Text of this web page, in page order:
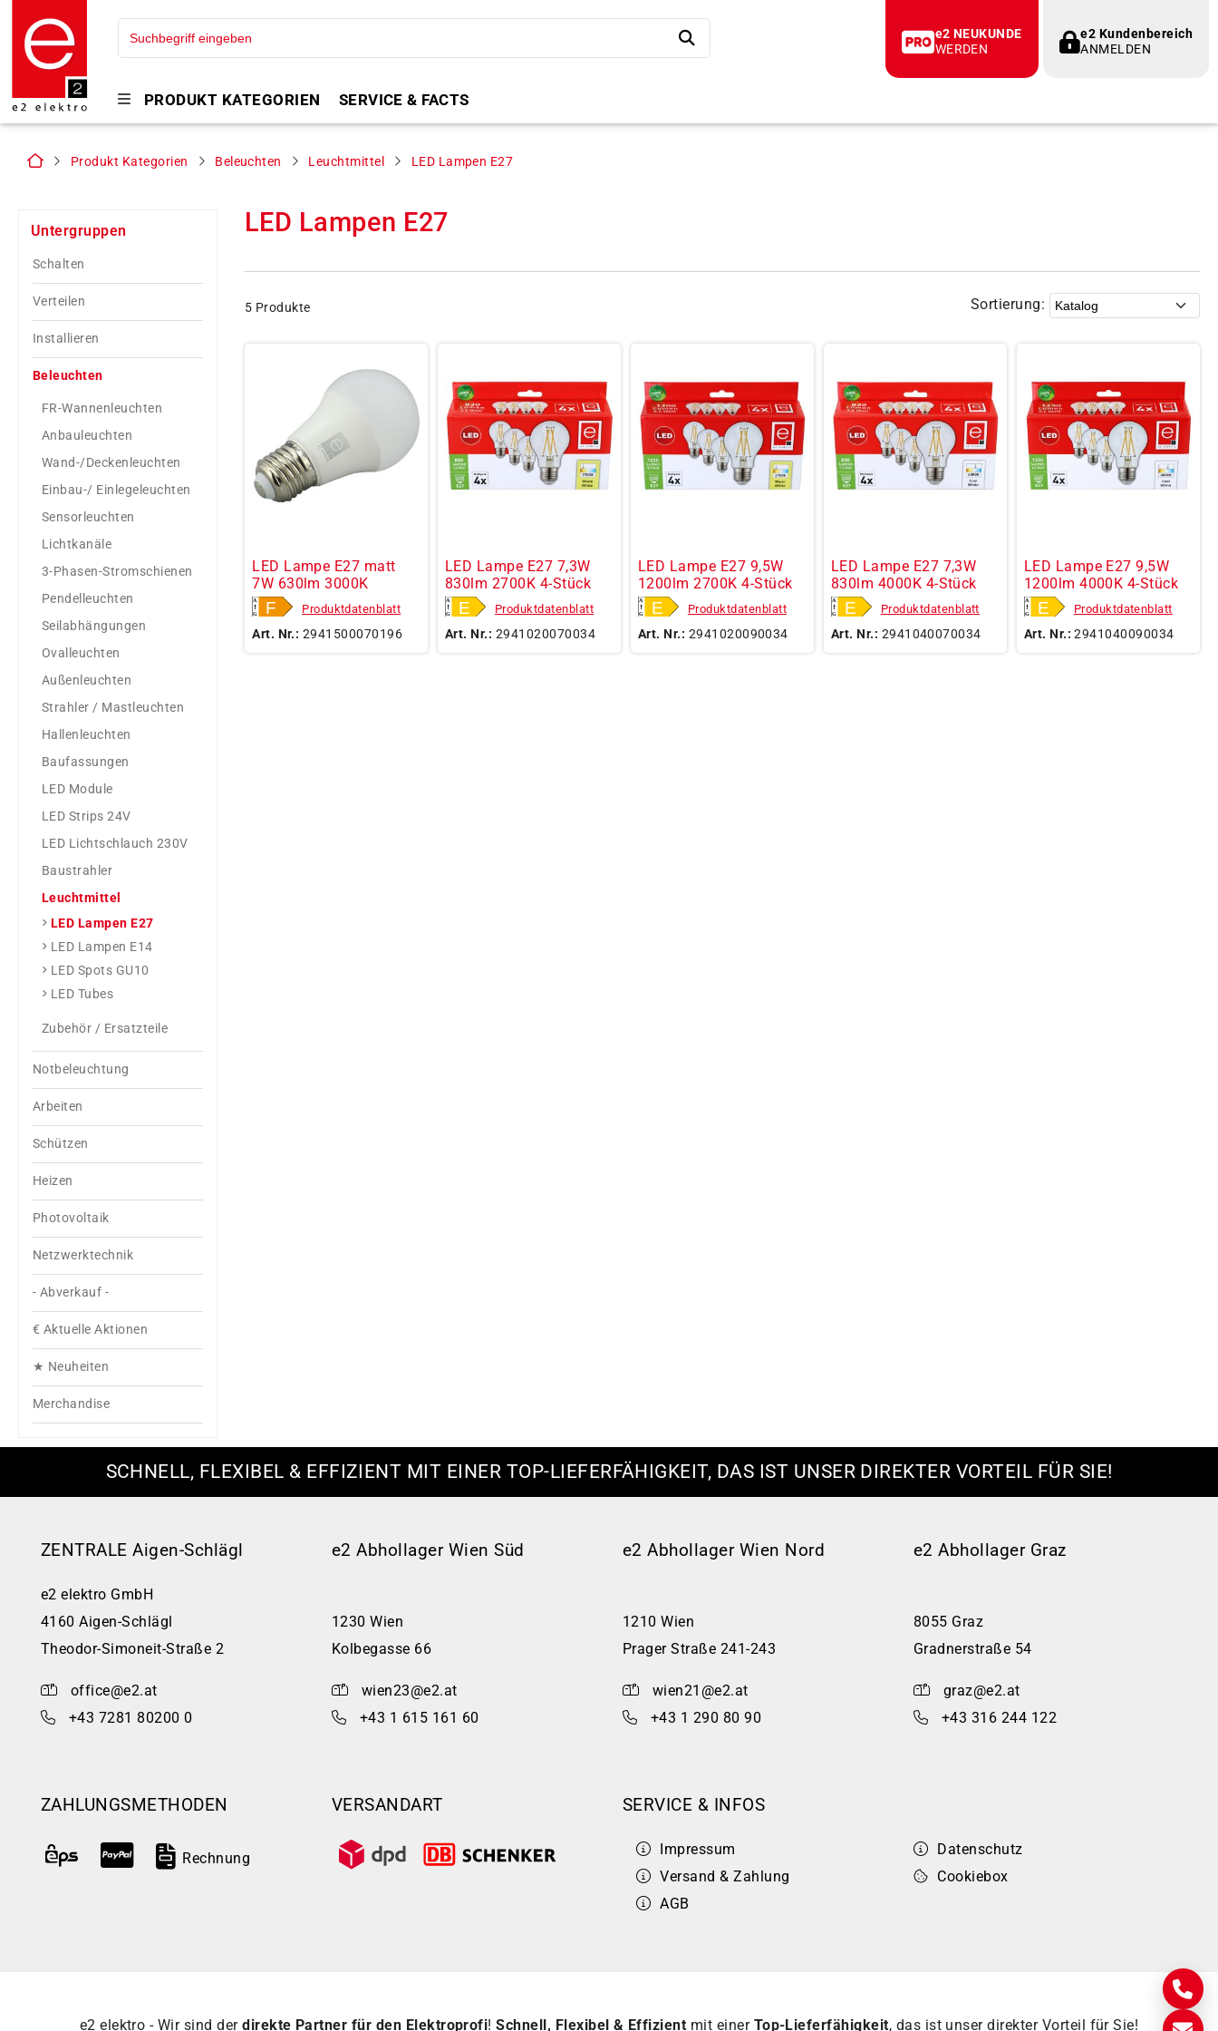
e2 Kundenbereich
ANMELDEN
e2 NEUKUNDE
WERDEN
PRODUKT KATEGORIEN SERVICE & FACTS
Produkt Kategorien Beleuchten Leuchtmittel LED Lampen E27
Untergruppen
Schalten
Verteilen
Installieren
Beleuchten
FR-Wannenleuchten
Anbauleuchten
Wand-/Deckenleuchten
Einbau-/ Einlegeleuchten
Sensorleuchten
Lichtkanäle
3-Phasen-Stromschienen
Pendelleuchten
Seilabhängungen
Ovalleuchten
Außenleuchten
Strahler / Mastleuchten
Hallenleuchten
Baufassungen
LED Module
LED Strips 24V
LED Lichtschlauch 230V
Baustrahler
Leuchtmittel
LED Lampen E27
LED Lampen E14
LED Spots GU10
LED Tubes
Zubehör / Ersatzteile
Notbeleuchtung
Arbeiten
Schützen
Heizen
Photovoltaik
Netzwerktechnik
- Abverkauf -
€ Aktuelle Aktionen
★ Neuheiten
Merchandise
LED Lampen E27
5 Produkte Sortierung:
LED Lampe E27 matt
7W 630lm 3000K
Produktdatenblatt
Art. Nr.: 2941500070196
LED Lampe E27 7,3W
830lm 2700K 4-Stück
Produktdatenblatt
Art. Nr.: 2941020070034
LED Lampe E27 9,5W
1200lm 2700K 4-Stück
Produktdatenblatt
Art. Nr.: 2941020090034
LED Lampe E27 7,3W
830lm 4000K 4-Stück
Produktdatenblatt
Art. Nr.: 2941040070034
LED Lampe E27 9,5W
1200lm 4000K 4-Stück
Produktdatenblatt
Art. Nr.: 2941040090034
SCHNELL, FLEXIBEL & EFFIZIENT MIT EINER TOP-LIEFERFÄHIGKEIT, DAS IST UNSER DIREKTER VORTEIL FÜR SIE!
ZENTRALE Aigen-Schlägl
e2 elektro GmbH
4160 Aigen-Schlägl
Theodor-Simoneit-Straße 2
office@e2.at
+43 7281 80200 0
e2 Abhollager Wien Süd
1230 Wien
Kolbegasse 66
wien23@e2.at
+43 1 615 161 60
e2 Abhollager Wien Nord
1210 Wien
Prager Straße 241-243
wien21@e2.at
+43 1 290 80 90
e2 Abhollager Graz
8055 Graz
Gradnerstraße 54
graz@e2.at
+43 316 244 122
ZAHLUNGSMETHODEN
Rechnung
VERSANDART SERVICE & INFOS
Impressum
Versand & Zahlung
AGB
Datenschutz
Cookiebox
e2 elektro - Wir sind derdirekte Partner für den Elektroprofi!Schnell, Flexibel & Effizient mit einer Top-Lieferfähigkeit, das ist unser direkter Vorteil für Sie!